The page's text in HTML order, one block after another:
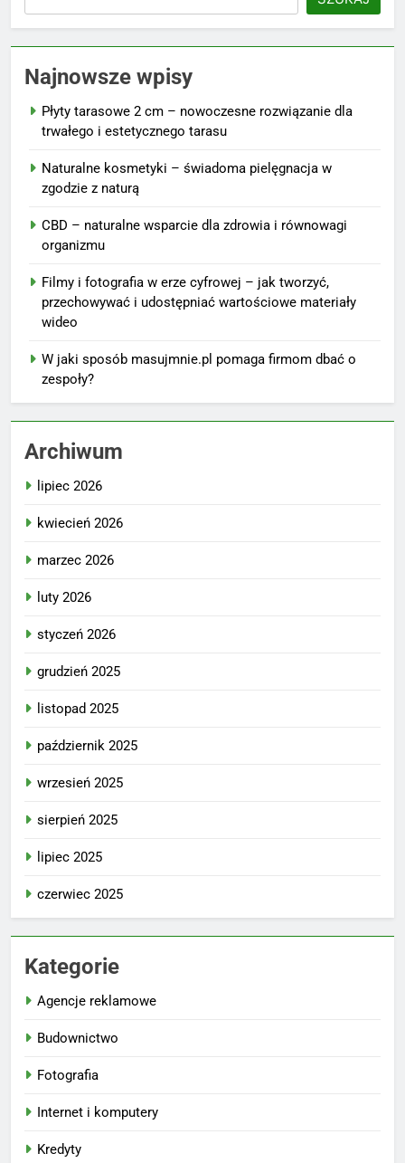
Najnowsze wpisy
Płyty tarasowe 2 cm – nowoczesne rozwiązanie dla
trwałego i estetycznego tarasu
Naturalne kosmetyki – świadoma pielęgnacja w
zgodzie z naturą
CBD – naturalne wsparcie dla zdrowia i równowagi
organizmu
Filmy i fotografia w erze cyfrowej – jak tworzyć,
przechowywać i udostępniać wartościowe materiały
wideo
W jaki sposób masujmnie.pl pomaga firmom dbać o
zespoły?
Archiwum
lipiec 2026
kwiecień 2026
marzec 2026
luty 2026
styczeń 2026
grudzień 2025
listopad 2025
październik 2025
wrzesień 2025
sierpień 2025
lipiec 2025
czerwiec 2025
Kategorie
Agencje reklamowe
Budownictwo
Fotografia
Internet i komputery
Kredyty